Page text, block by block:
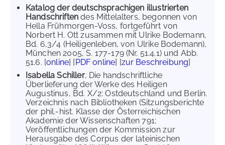
Katalog der deutschsprachigen illustrierten
Handschriften des Mittelalters, begonnen von
Hella Frühmorgen-Voss, fortgeführt von
Norbert H. Ott zusammen mit Ulrike Bodemann,
Bd. 6,3/4 (Heiligenleben, von Ulrike Bodemann),
München 2005, S. 177-179 (Nr. 51.4.1) und Abb.
51.6. [online] [PDF online] [zur Beschreibung]
Isabella Schiller, Die handschriftliche
Überlieferung der Werke des Heiligen
Augustinus, Bd. X/2: Ostdeutschland und Berlin.
Verzeichnis nach Bibliotheken (Sitzungsberichte
der phil.-hist. Klasse der Österreichischen
Akademie der Wissenschaften 791;
Veröffentlichungen der Kommission zur
Herausgabe des Corpus der lateinischen